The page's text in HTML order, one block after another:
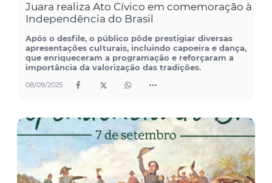
Juara realiza Ato Cívico em comemoração à
Independência do Brasil
Após o desfile, o público pôde prestigiar diversas
apresentações culturais, incluindo capoeira e dança,
que enriqueceram a programação e reforçaram a
importância da valorização das tradições.
08/09/2025